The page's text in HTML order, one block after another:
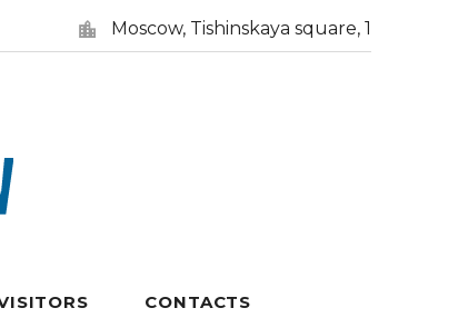
Moscow, Tishinskaya square, 1
CONTACTS